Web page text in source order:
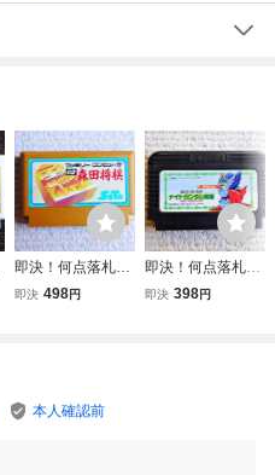
即決！何点落札し
ても送料185円★
Ｋ動作OK
即決 498円
即決！何点落札し
ても送料185円★
即決 398円
本人確認前